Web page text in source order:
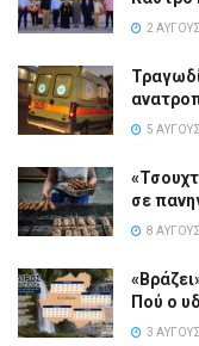
2
5
σε
8
Πού ο
3